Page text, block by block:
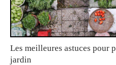
Les meilleures astuces pour
jardin